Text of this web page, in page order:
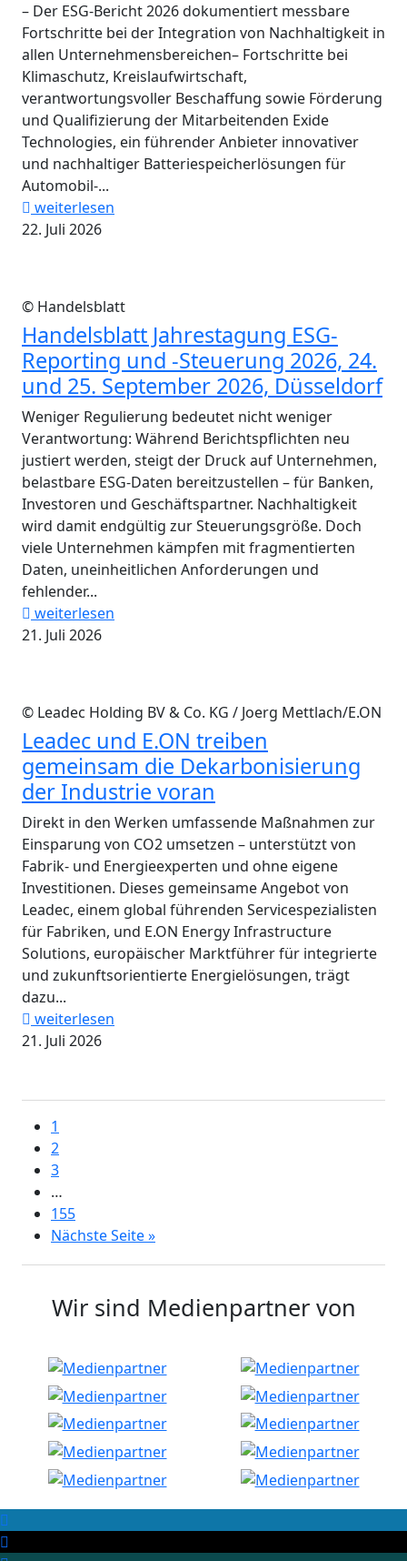
– Der ESG-Bericht 2026 dokumentiert messbare
Fortschritte bei der Integration von Nachhaltigkeit in
allen Unternehmensbereichen– Fortschritte bei
Klimaschutz, Kreislaufwirtschaft,
verantwortungsvoller Beschaffung sowie Förderung
und Qualifizierung der Mitarbeitenden Exide
Technologies, ein führender Anbieter innovativer
und nachhaltiger Batteriespeicherlösungen für
Automobil-...
weiterlesen
22. Juli 2026
© Handelsblatt
Handelsblatt Jahrestagung ESG-
Reporting und -Steuerung 2026, 24.
und 25. September 2026, Düsseldorf
Weniger Regulierung bedeutet nicht weniger
Verantwortung: Während Berichtspflichten neu
justiert werden, steigt der Druck auf Unternehmen,
belastbare ESG-Daten bereitzustellen – für Banken,
Investoren und Geschäftspartner. Nachhaltigkeit
wird damit endgültig zur Steuerungsgröße. Doch
viele Unternehmen kämpfen mit fragmentierten
Daten, uneinheitlichen Anforderungen und
fehlender...
weiterlesen
21. Juli 2026
© Leadec Holding BV & Co. KG / Joerg Mettlach/E.ON
Leadec und E.ON treiben
gemeinsam die Dekarbonisierung
der Industrie voran
Direkt in den Werken umfassende Maßnahmen zur
Einsparung von CO2 umsetzen – unterstützt von
Fabrik- und Energieexperten und ohne eigene
Investitionen. Dieses gemeinsame Angebot von
Leadec, einem global führenden Servicespezialisten
für Fabriken, und E.ON Energy Infrastructure
Solutions, europäischer Marktführer für integrierte
und zukunftsorientierte Energielösungen, trägt
dazu...
weiterlesen
21. Juli 2026
1
2
3
…
155
Nächste Seite »
Wir sind Medienpartner von